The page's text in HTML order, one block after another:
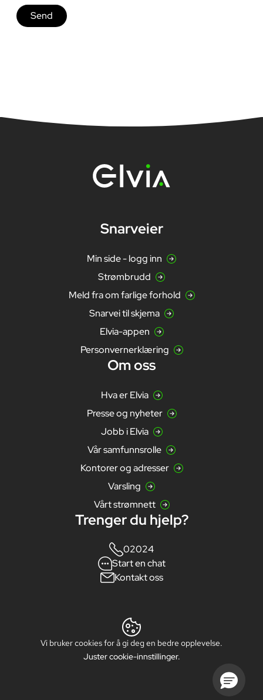
Send
Snarveier
Min side - logg inn
Strømbrudd
Meld fra om farlige forhold
Snarvei til skjema
Elvia-appen
Personvernerklæring
Om oss
Hva er Elvia
Presse og nyheter
Jobb i Elvia
Vår samfunnsrolle
Kontorer og adresser
Varsling
Vårt strømnett
Trenger du hjelp?
02024
Start en chat
Kontakt oss
Vi bruker cookies for å gi deg en bedre opplevelse.
Juster cookie-innstillinger.